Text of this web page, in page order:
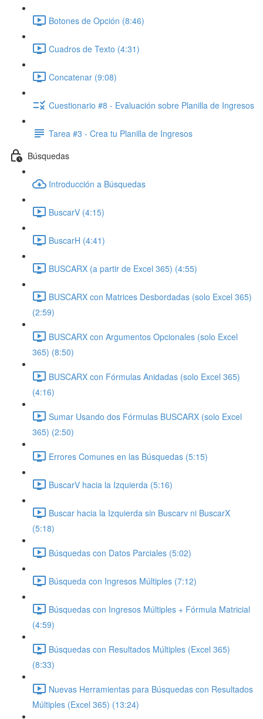
Botones de Opción (8:46)
Cuadros de Texto (4:31)
Concatenar (9:08)
Cuestionario #8 - Evaluación sobre Planilla de Ingresos
Tarea #3 - Crea tu Planilla de Ingresos
Búsquedas
Introducción a Búsquedas
BuscarV (4:15)
BuscarH (4:41)
BUSCARX (a partir de Excel 365) (4:55)
BUSCARX con Matrices Desbordadas (solo Excel 365)
(2:59)
BUSCARX con Argumentos Opcionales (solo Excel
365) (8:50)
BUSCARX con Fórmulas Anidadas (solo Excel 365)
(4:16)
Sumar Usando dos Fórmulas BUSCARX (solo Excel
365) (2:50)
Errores Comunes en las Búsquedas (5:15)
BuscarV hacia la Izquierda (5:16)
Buscar hacia la Izquierda sin Buscarv ni BuscarX
(5:18)
Búsquedas con Datos Parciales (5:02)
Búsqueda con Ingresos Múltiples (7:12)
Búsquedas con Ingresos Múltiples + Fórmula Matricial
(4:59)
Búsquedas con Resultados Múltiples (Excel 365)
(8:33)
Nuevas Herramientas para Búsquedas con Resultados
Múltiples (Excel 365) (13:24)